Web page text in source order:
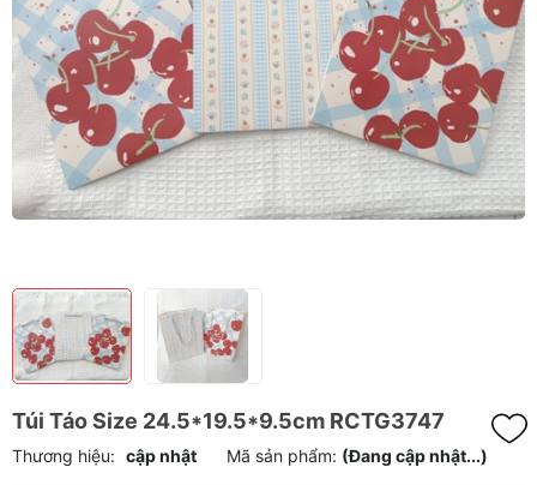
Túi Táo Size 24.5*19.5*9.5cm RCTG3747
Thương hiệu: cập nhật Mã sản phẩm: (Đang cập nhật...)